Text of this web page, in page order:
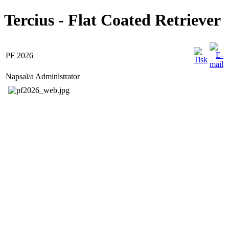
Tercius - Flat Coated Retriever
PF 2026
Napsal/a Administrator